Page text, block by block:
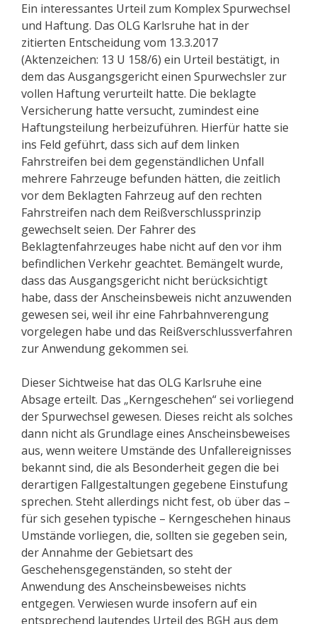
Ein interessantes Urteil zum Komplex Spurwechsel
und Haftung. Das OLG Karlsruhe hat in der
zitierten Entscheidung vom 13.3.2017
(Aktenzeichen: 13 U 158/6) ein Urteil bestätigt, in
dem das Ausgangsgericht einen Spurwechsler zur
vollen Haftung verurteilt hatte. Die beklagte
Versicherung hatte versucht, zumindest eine
Haftungsteilung herbeizuführen. Hierfür hatte sie
ins Feld geführt, dass sich auf dem linken
Fahrstreifen bei dem gegenständlichen Unfall
mehrere Fahrzeuge befunden hätten, die zeitlich
vor dem Beklagten Fahrzeug auf den rechten
Fahrstreifen nach dem Reißverschlussprinzip
gewechselt seien. Der Fahrer des
Beklagtenfahrzeuges habe nicht auf den vor ihm
befindlichen Verkehr geachtet. Bemängelt wurde,
dass das Ausgangsgericht nicht berücksichtigt
habe, dass der Anscheinsbeweis nicht anzuwenden
gewesen sei, weil ihr eine Fahrbahnverengung
vorgelegen habe und das Reißverschlussverfahren
zur Anwendung gekommen sei.
Dieser Sichtweise hat das OLG Karlsruhe eine
Absage erteilt. Das „Kerngeschehen“ sei vorliegend
der Spurwechsel gewesen. Dieses reicht als solches
dann nicht als Grundlage eines Anscheinsbeweises
aus, wenn weitere Umstände des Unfallereignisses
bekannt sind, die als Besonderheit gegen die bei
derartigen Fallgestaltungen gegebene Einstufung
sprechen. Steht allerdings nicht fest, ob über das –
für sich gesehen typische – Kerngeschehen hinaus
Umstände vorliegen, die, sollten sie gegeben sein,
der Annahme der Gebietsart des
Geschehensgegenständen, so steht der
Anwendung des Anscheinsbeweises nichts
entgegen. Verwiesen wurde insofern auf ein
entsprechend lautendes Urteil des BGH aus dem